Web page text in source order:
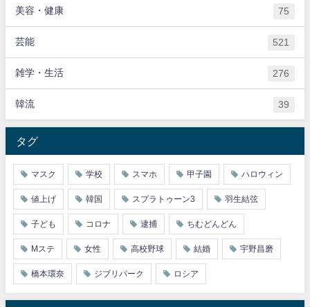
美容・健康 75
芸能 521
雑学・生活 276
韓流 39
タグ
マスク 学校 スマホ 甲子園 ハロウィン
値上げ 韓国 スプラトゥーン3 羽生結弦
子ども コロナ 逮捕 ちむどんどん
Mステ 女性 高校野球 結婚 宇野昌磨
橋本環奈 ジブリパーク ロシア